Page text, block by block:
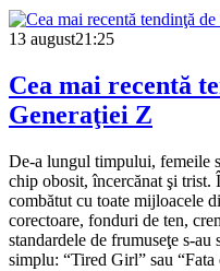
13 august21:25
Cea mai recentă
Generaţiei Z
De-a lungul timpului, femeile
chip obosit, încercănat şi trist.
combătut cu toate mijloacele
corectoare, fonduri de ten,
standardele de frumuseţe s-
simplu: “Tired Girl” sau